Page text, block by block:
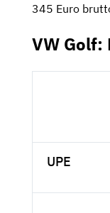
345 Euro
VW Golf:
UPE